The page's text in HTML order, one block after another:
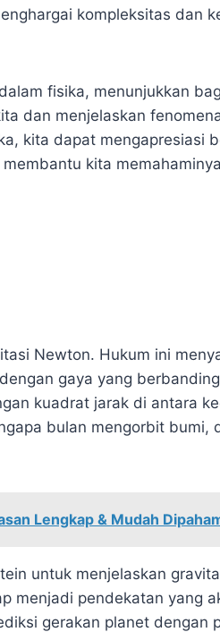
kompleksitas dan
fisika, menunjukkan
dan menjelaskan
kita dapat mengapresiasi
kita
Newton. Hukum ini
gaya yang
kuadrat jarak di antara
bulan mengorbit bumi,
Lengkap & Mudah
untuk menjelaskan
menjadi pendekatan yang
gerakan planet dengan